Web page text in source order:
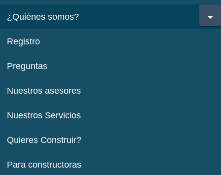
¿Quiénes somos?
Registro
Preguntas
Nuestros asesores
Nuestros Servicios
Quieres Construir?
Para constructoras